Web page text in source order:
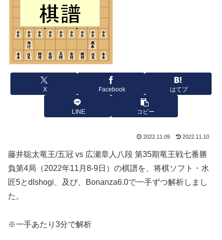
X Facebook はてブ
LINE コピー
2022.11.09 2022.11.10
藤井聡太竜王/五冠 vs 広瀬章人八段 第35期竜王戦七番勝
負第4局（2022年11月8-9日）の棋譜を、将棋ソフト・水
匠5とdlshogi、及び、Bonanza6.0で一手ずつ解析しまし
た。
※一手あたり3分で解析